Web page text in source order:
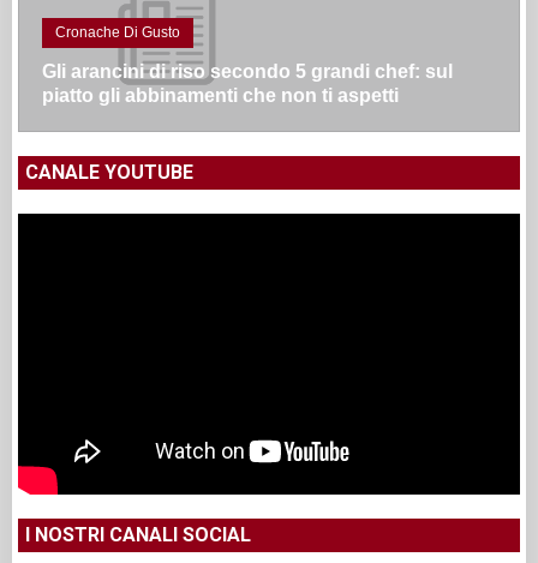
Cronache Di Gusto
Gli arancini di riso secondo 5 grandi chef: sul
piatto gli abbinamenti che non ti aspetti
CANALE YOUTUBE
I NOSTRI CANALI SOCIAL